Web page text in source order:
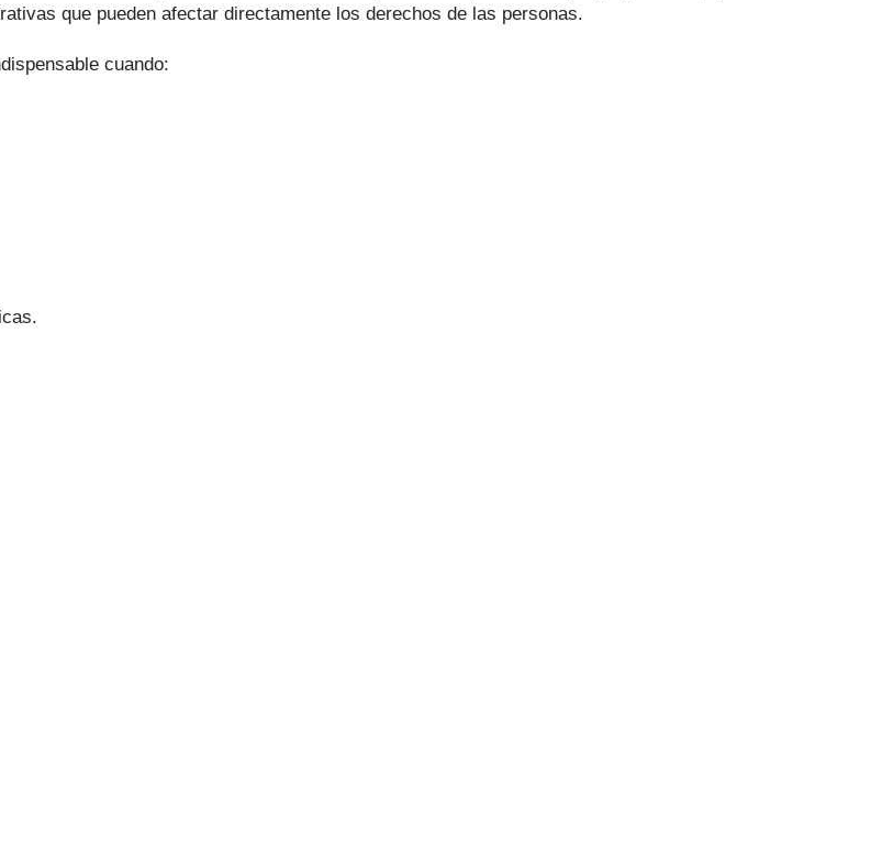
que pueden afectar directamente los derechos de las personas.
cuando: